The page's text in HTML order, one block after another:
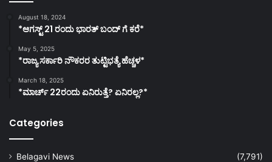
August 18, 2024
*ಆಗಸ್ಟ್ 21 ರಂದು ಭಾರತ್‌ ಬಂದ್‌ ಗೆ ಕರೆ*
May 5, 2025
*ರಾಜ್ಯ ಸರ್ಕಾರಿ ನೌಕರರ ತುಟ್ಟಿಭತ್ಯೆ ಹೆಚ್ಚಳ*
March 18, 2025
*ಮಾರ್ಚ್ 22ರಂದು ಏನಿರುತ್ತೆ? ಏನಿರಲ್ಲ?*
Categories
Belagavi News
(7,791)